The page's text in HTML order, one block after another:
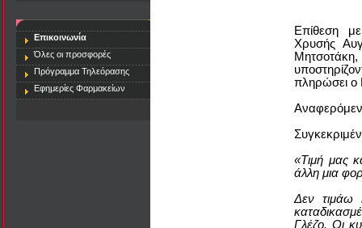
Επικοινωνία
Όλες οι προσφορές
Πρόγραμμα Τηλεόρασης
Εφημερίες Φαρμακείων
Επίθεση
Χρυσής
πληρώσει ο
«Τιμή μας
άλλη μια
Δεν τιμάω
Γλέζο. Οι